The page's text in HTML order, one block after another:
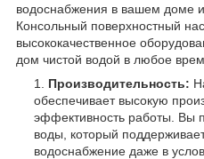
водоснабжения в вашем доме
Консольный поверхностный
высококачественное
дом чистой водой в любое
Производительность:
обеспечивает высокую
эффективность работы. Вы
воды, который
водоснабжение даже в